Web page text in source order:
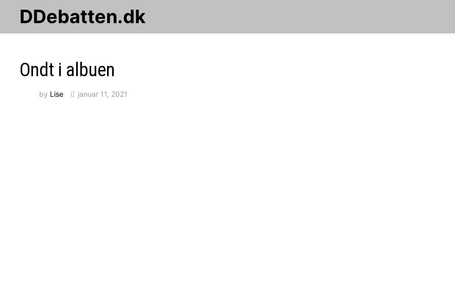
content
DDebatten.dk
Ondt i albuen
by Lise januar 11, 2021